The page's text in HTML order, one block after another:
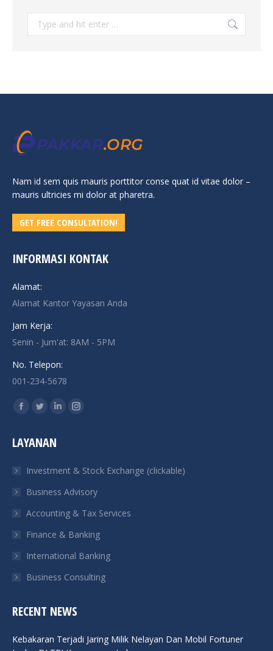
Nam id sem quis mauris porttitor conse quat id vitae dolor –
mauris ultricies mi dolor at pharetra.
GET FREE CONSULTATION!
INFORMASI KONTAK
Alamat:
Alamat Kantor Yayasan Anda
Jam Kerja:
Senin - Jum'at: 8AM - 5PM
No. Telepon:
001-234-5678
Find us on:
Facebook
opens
new
window
Twitter
opens
new
window
Linkedin
new
window
Instagram
new
window
LAYANAN
Investment & Stock Exchange (clickable)
Business Advisory
Accounting & Tax Services
Finance & Banking
International Banking
Business Consulting
RECENT NEWS
Kebakaran Terjadi Jaring Milik Nelayan Dan Mobil Fortuner